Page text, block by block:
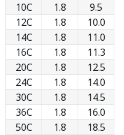
10C
1.8
9.5
12C
1.8
10.0
14C
1.8
11.0
16C
1.8
11.3
20C
1.8
12.5
24C
1.8
14.0
30C
1.8
14.5
36C
1.8
16.0
50C
1.8
18.5